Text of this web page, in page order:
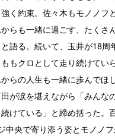
く約束。佐々木もモノノフ
らも一緒に過ごす、たくさ
語る。続いて、玉井が18周
もクロとして走り続けてい
らの人生も一緒に歩んでほ
が涙を堪えながら「みんな
けている」と締め括った。
中央で寄り添う姿とモノノ